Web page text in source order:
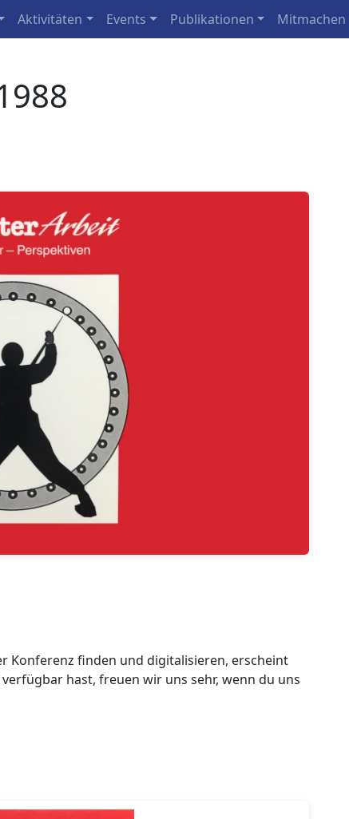
Aktivitäten Events Publikationen Mitmachen
Konferenz finden und digitalisieren, erscheint
hast, freuen wir uns sehr, wenn du uns